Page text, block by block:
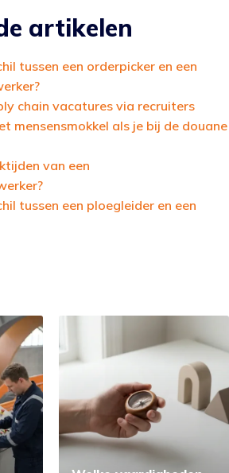
artikelen
tussen een orderpicker en een
chain vacatures via recruiters
mensensmokkel als je bij de douane
van een
tussen een ploegleider en een